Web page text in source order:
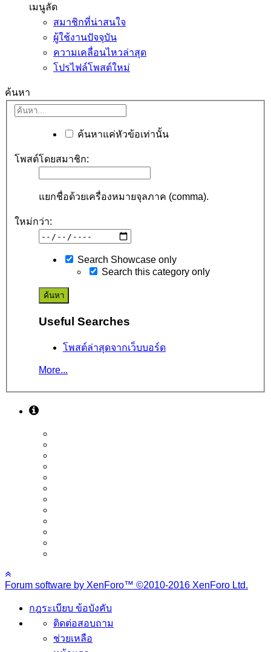
เมนูลัด
สมาชิกที่น่าสนใจ
ผู้ใช้งานปัจจุบัน
ความเคลื่อนไหวล่าสุด
โปรไฟล์โพสต์ใหม่
ค้นหา
ค้นหาแค่หัวข้อเท่านั้น
โพสต์โดยสมาชิก:
แยกชื่อด้วยเครื่องหมายจุลภาค (comma).
ใหม่กว่า:
Search Showcase only
Search this category only
Useful Searches
โพสต์ล่าสุดจากเว็บบอร์ด
More...
Forum software by XenForo™ ©2010-2016 XenForo Ltd.
กฎระเบียบ ข้อบังคับ
ติดต่อสอบถาม
ช่วยเหลือ